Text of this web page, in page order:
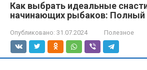
Как выбрать идеальные
начинающих рыбаков: Полный
Опубликовано: 31.07.2024 Полезное